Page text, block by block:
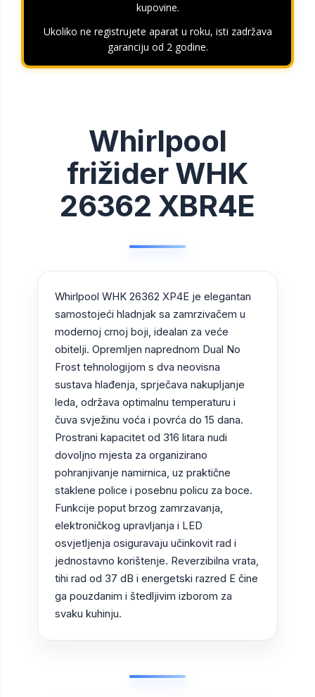
kupovine.
Ukoliko ne registrujete aparat u roku, isti zadržava
garanciju od 2 godine.
Whirlpool
frižider WHK
26362 XBR4E
Whirlpool WHK 26362 XP4E je elegantan
samostojeći hladnjak sa zamrzivačem u
modernoj crnoj boji, idealan za veće
obitelji. Opremljen naprednom Dual No
Frost tehnologijom s dva neovisna
sustava hlađenja, sprječava nakupljanje
leda, održava optimalnu temperaturu i
čuva svježinu voća i povrća do 15 dana.
Prostrani kapacitet od 316 litara nudi
dovoljno mjesta za organizirano
pohranjivanje namirnica, uz praktične
staklene police i posebnu policu za boce.
Funkcije poput brzog zamrzavanja,
elektroničkog upravljanja i LED
osvjetljenja osiguravaju učinkovit rad i
jednostavno korištenje. Reverzibilna vrata,
tihi rad od 37 dB i energetski razred E čine
ga pouzdanim i štedljivim izborom za
svaku kuhinju.